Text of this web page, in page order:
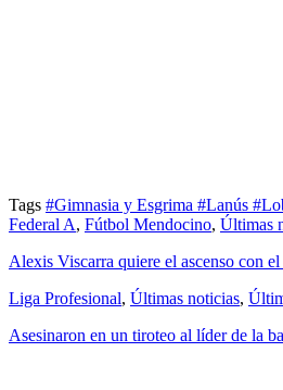
Tags #Gimnasia y Esgrima #Lanús
Federal A, Fútbol Mendocino, Últimas
Alexis Viscarra quiere el ascenso con
Liga Profesional, Últimas noticias,
Asesinaron en un tiroteo al líder de la